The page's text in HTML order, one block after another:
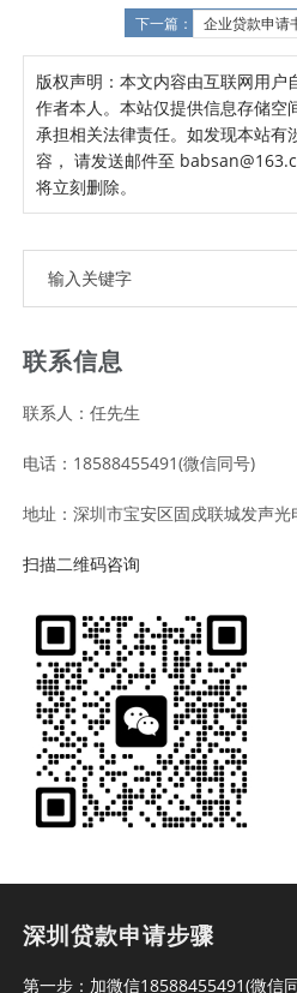
下一篇： 企业贷款申请
版权声明：本文内容由互联网用户
作者本人。本站仅提供信息存储空
承担相关法律责任。如发现本站有
容， 请发送邮件至
将立刻删除。
联系信息
联系人：任先生
电话：18588455491(微信同号)
地址：深圳市宝安区固戍联城发声光
扫描二维码咨询
深圳贷款申请步骤
第一步：加微信18588455491(微信